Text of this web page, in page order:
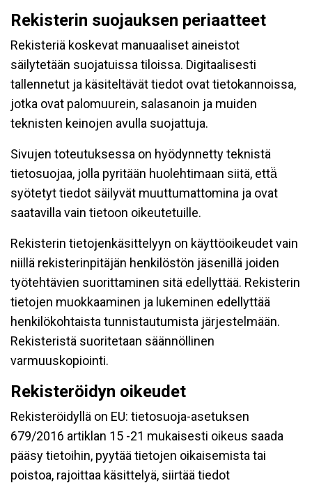
Rekisterin suojauksen periaatteet
Rekisteriä koskevat manuaaliset aineistot
säilytetään suojatuissa tiloissa. Digitaalisesti
tallennetut ja käsiteltävät tiedot ovat tietokannoissa,
jotka ovat palomuurein, salasanoin ja muiden
teknisten keinojen avulla suojattuja.
Sivujen toteutuksessa on hyödynnetty teknistä
tietosuojaa, jolla pyritään huolehtimaan siitä, että̈
syötetyt tiedot säilyvät muuttumattomina ja ovat
saatavilla vain tietoon oikeutetuille.
Rekisterin tietojenkäsittelyyn on käyttöoikeudet vain
niillä rekisterinpitäjän henkilöstön jäsenillä joiden
työtehtävien suorittaminen sitä edellyttää. Rekisterin
tietojen muokkaaminen ja lukeminen edellyttää
henkilökohtaista tunnistautumista järjestelmään.
Rekisteristä suoritetaan säännöllinen
varmuuskopiointi.
Rekisteröidyn oikeudet
Rekisteröidyllä on EU: tietosuoja-asetuksen
679/2016 artiklan 15 -21 mukaisesti oikeus saada
pääsy tietoihin, pyytää tietojen oikaisemista tai
poistoa, rajoittaa käsittelyä, siirtää tiedot